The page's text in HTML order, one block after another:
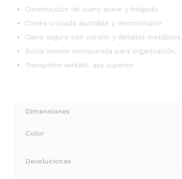
Construcción de cuero suave y holgado
Correa cruzada ajustable y desmontable
Cierre seguro con cordón y detalles metálicos.
Bolsa interior incorporada para organización.
Transporte versátil: asa superior
Dimensiones
Color
Devoluciones